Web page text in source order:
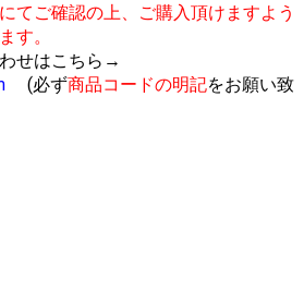
てご確認の上、ご購入頂けますよう
す。
せはこちら→
(必ず商品コードの明記をお願い致